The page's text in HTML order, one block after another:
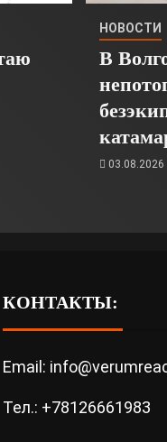
НОВОСТИ
В
03.08.2026
КОНТАКТЫ:
Email:
Тел.: +78126661983